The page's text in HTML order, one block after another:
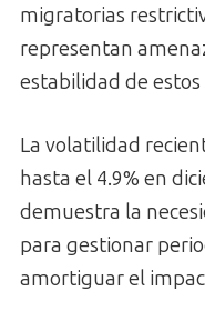
migratorias
representan
estabilidad de estos
La volatilidad
hasta el 4.9% en
demuestra la
para gestionar
amortiguar el